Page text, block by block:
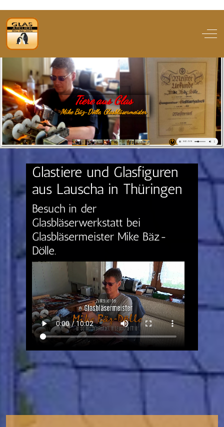
Glastiere und Glasfiguren
aus Lauscha in Thüringen
Besuch in der
Glasbläserwerkstatt bei
Glasbläsermeister Mike Bäz-
Dölle.